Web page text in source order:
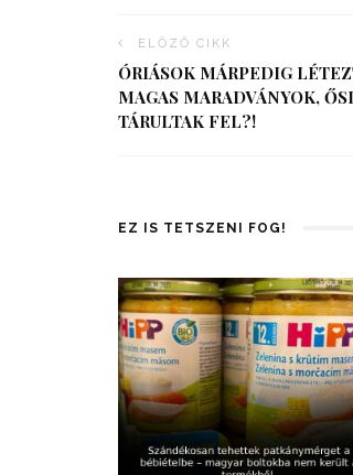
ELŐZŐ CIKK
ÓRIÁSOK MÁRPEDIG
MAGAS MARADVÁNYOK,
TÁRULTAK FEL?!
EZ IS TETSZENI FOG!